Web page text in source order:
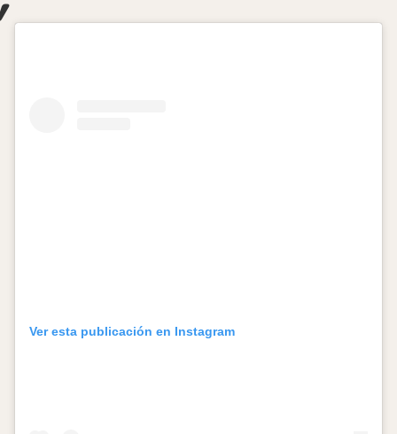
Ver esta publicación en Instagram